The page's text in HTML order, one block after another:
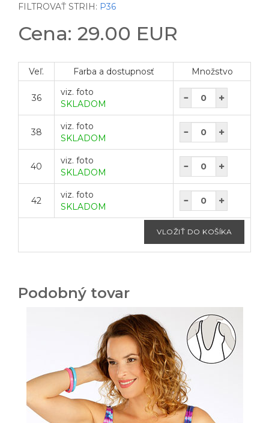
FILTROVAŤ STRIH: P36
Cena: 29.00 EUR
Veľ. Farba a dostupnosť Množstvo
36
viz. foto
SKLADOM
38
viz. foto
SKLADOM
40
viz. foto
SKLADOM
42
viz. foto
SKLADOM
Podobný tovar